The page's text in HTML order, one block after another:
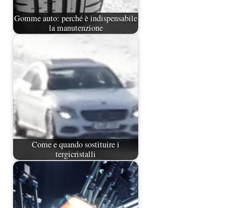
Gomme auto: perché è indispensabile
la manutenzione
Come e quando sostituire i
tergicristalli